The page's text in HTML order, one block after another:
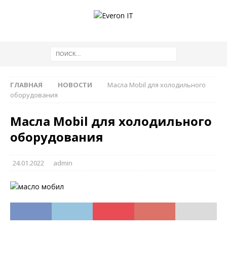
ГЛАВНАЯ НОВОСТИ
Масла Mobil для холодильного
оборудования
Масла Mobil для холодильного
оборудования
24.01.2022 admin